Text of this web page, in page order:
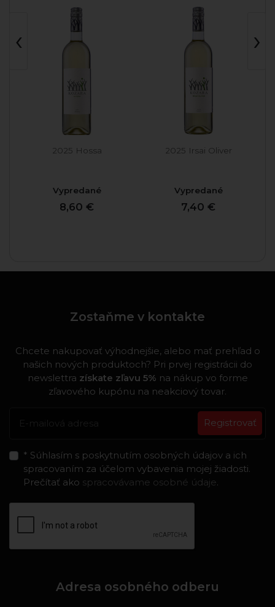
2025 Hossa
Vypredané
8,60 €
2025 Irsai Oliver
Vypredané
7,40 €
‹ ›
Zostaňme v kontakte
Chcete nakupovať výhodnejšie, alebo mať prehľad o
našich nových produktoch? Pri prvej registrácii do
newslettra získate zľavu 5% na nákup vo forme
zľavového kupónu na neakciový tovar.
Registrovať
* Súhlasím s poskytnutím osobných údajov a ich
spracovaním za účelom vybavenia mojej žiadosti.
Prečítať ako spracovávame osobné údaje.
Adresa osobného odberu